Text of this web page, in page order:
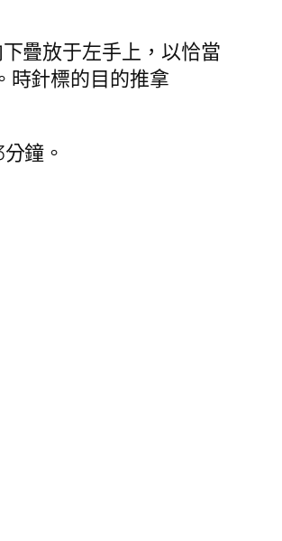
疊放于左手上，以恰當
時針標的目的推拿
鐘。